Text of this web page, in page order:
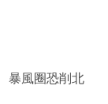
暴風圈恐削北